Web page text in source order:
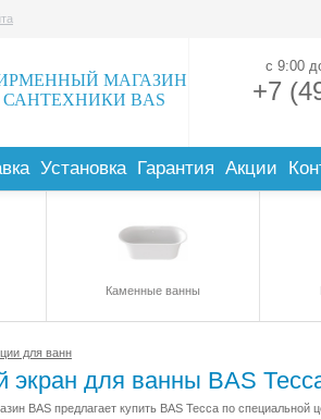
МАГАЗИН
САНТЕХНИКИ BAS
+7
с 9:00
Установка Гарантия Акции
Каменные ванны
для ванн
экран для ванны BAS
BAS предлагает купить BAS Тесса по специальной